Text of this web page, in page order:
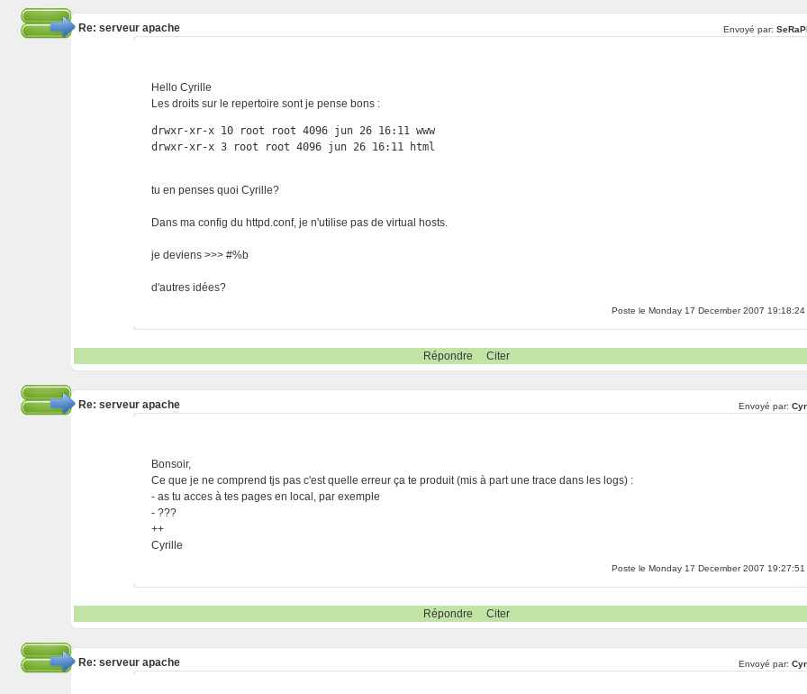
Re: serveur apache Envoyé par:
Hello Cyrille
Les droits sur le repertoire sont je pense bons :
drwxr-xr-x 10 root root 4096 jun 26 16:11 www
drwxr-xr-x 3 root root 4096 jun 26 16:11 html
tu en penses quoi Cyrille?
Dans ma config du httpd.conf, je n'utilise pas de virtual hosts.
je deviens >>> #%b
d'autres idées?
Poste le Monday 17 December 2007 19:18:24
Répondre Citer
Re: serveur apache Envoyé par:
Bonsoir,
Ce que je ne comprend tjs pas c'est quelle erreur ça te produit (mis à part une trace dans les logs) :
- as tu acces à tes pages en local, par exemple
- ???
++
Cyrille
Poste le Monday 17 December 2007 19:27:51
Répondre Citer
Re: serveur apache Envoyé par: